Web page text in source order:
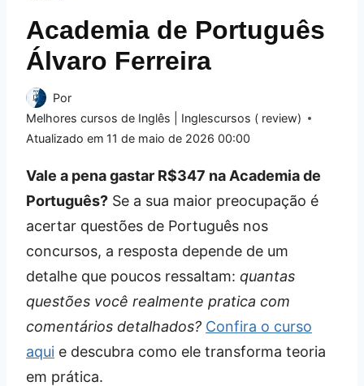
Academia de Português
Álvaro Ferreira
Por
Melhores cursos de Inglês | Inglescursos ( review)
Atualizado em 11 de maio de 2026 00:00
Vale a pena gastar R$347 na Academia de
Português? Se a sua maior preocupação é
acertar questões de Português nos
concursos, a resposta depende de um
detalhe que poucos ressaltam: quantas
questões você realmente pratica com
comentários detalhados? Confira o curso
aqui e descubra como ele transforma teoria
em prática.